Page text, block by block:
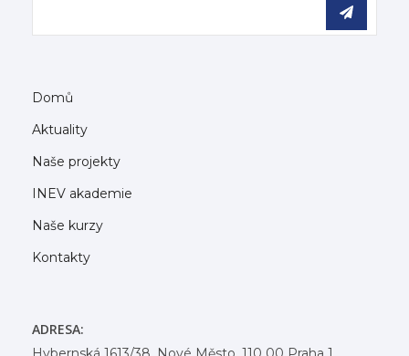
Domů
Aktuality
Naše projekty
INEV akademie
Naše kurzy
Kontakty
ADRESA: